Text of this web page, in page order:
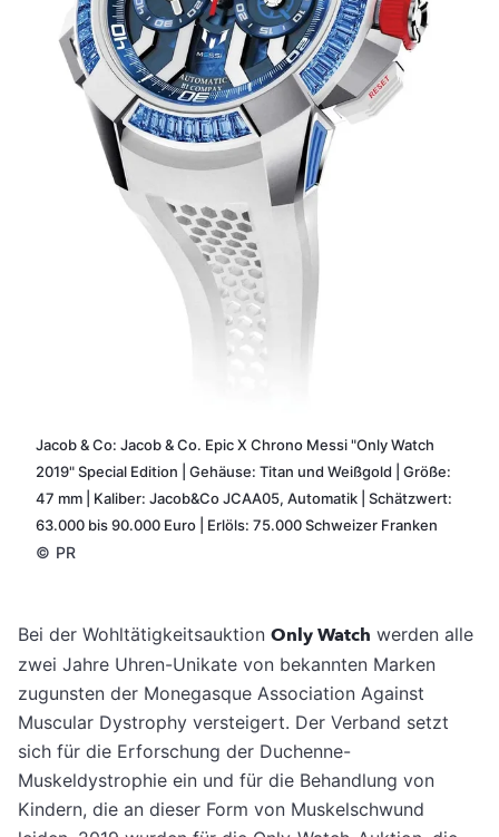
Jacob & Co: Jacob & Co. Epic X Chrono Messi "Only Watch
2019" Special Edition | Gehäuse: Titan und Weißgold | Größe:
47 mm | Kaliber: Jacob&Co JCAA05, Automatik | Schätzwert:
63.000 bis 90.000 Euro | Erlöls: 75.000 Schweizer Franken
© PR
Bei der Wohltätigkeitsauktion Only Watch werden alle
zwei Jahre Uhren-Unikate von bekannten Marken
zugunsten der Monegasque Association Against
Muscular Dystrophy versteigert. Der Verband setzt
sich für die Erforschung der Duchenne-
Muskeldystrophie ein und für die Behandlung von
Kindern, die an dieser Form von Muskelschwund